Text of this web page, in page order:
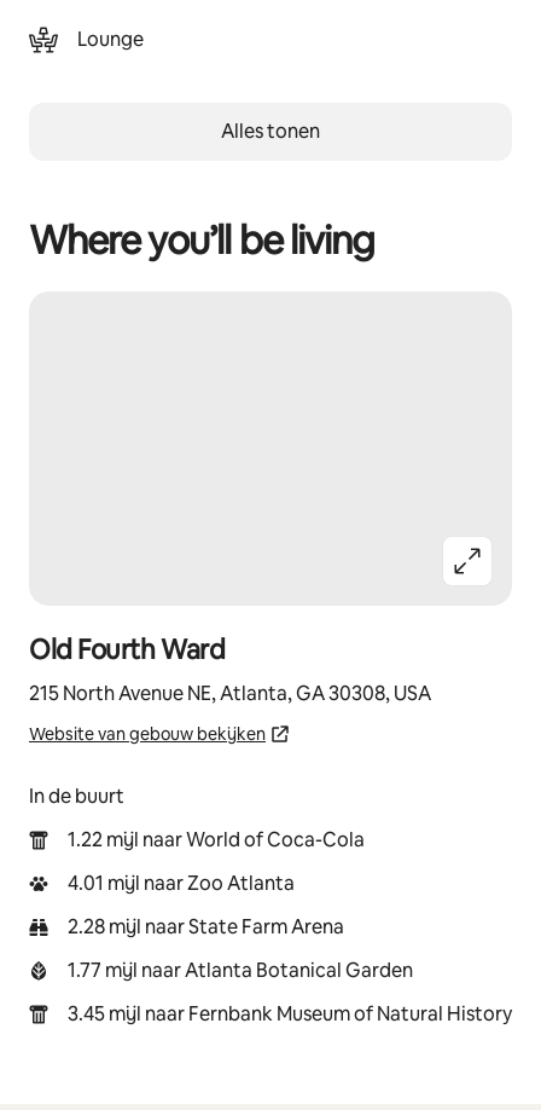
Lounge
Alles tonen
Where you’ll be living
Old Fourth Ward
215 North Avenue NE, Atlanta, GA 30308, USA
Website van gebouw bekijken
In de buurt
1.22 mijl naar World of Coca-Cola
4.01 mijl naar Zoo Atlanta
2.28 mijl naar State Farm Arena
1.77 mijl naar Atlanta Botanical Garden
3.45 mijl naar Fernbank Museum of Natural History